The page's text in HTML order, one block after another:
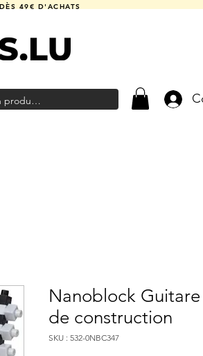
49€ D'ACHATS
Nanoblock
de construction
SKU : 532-0NBC347